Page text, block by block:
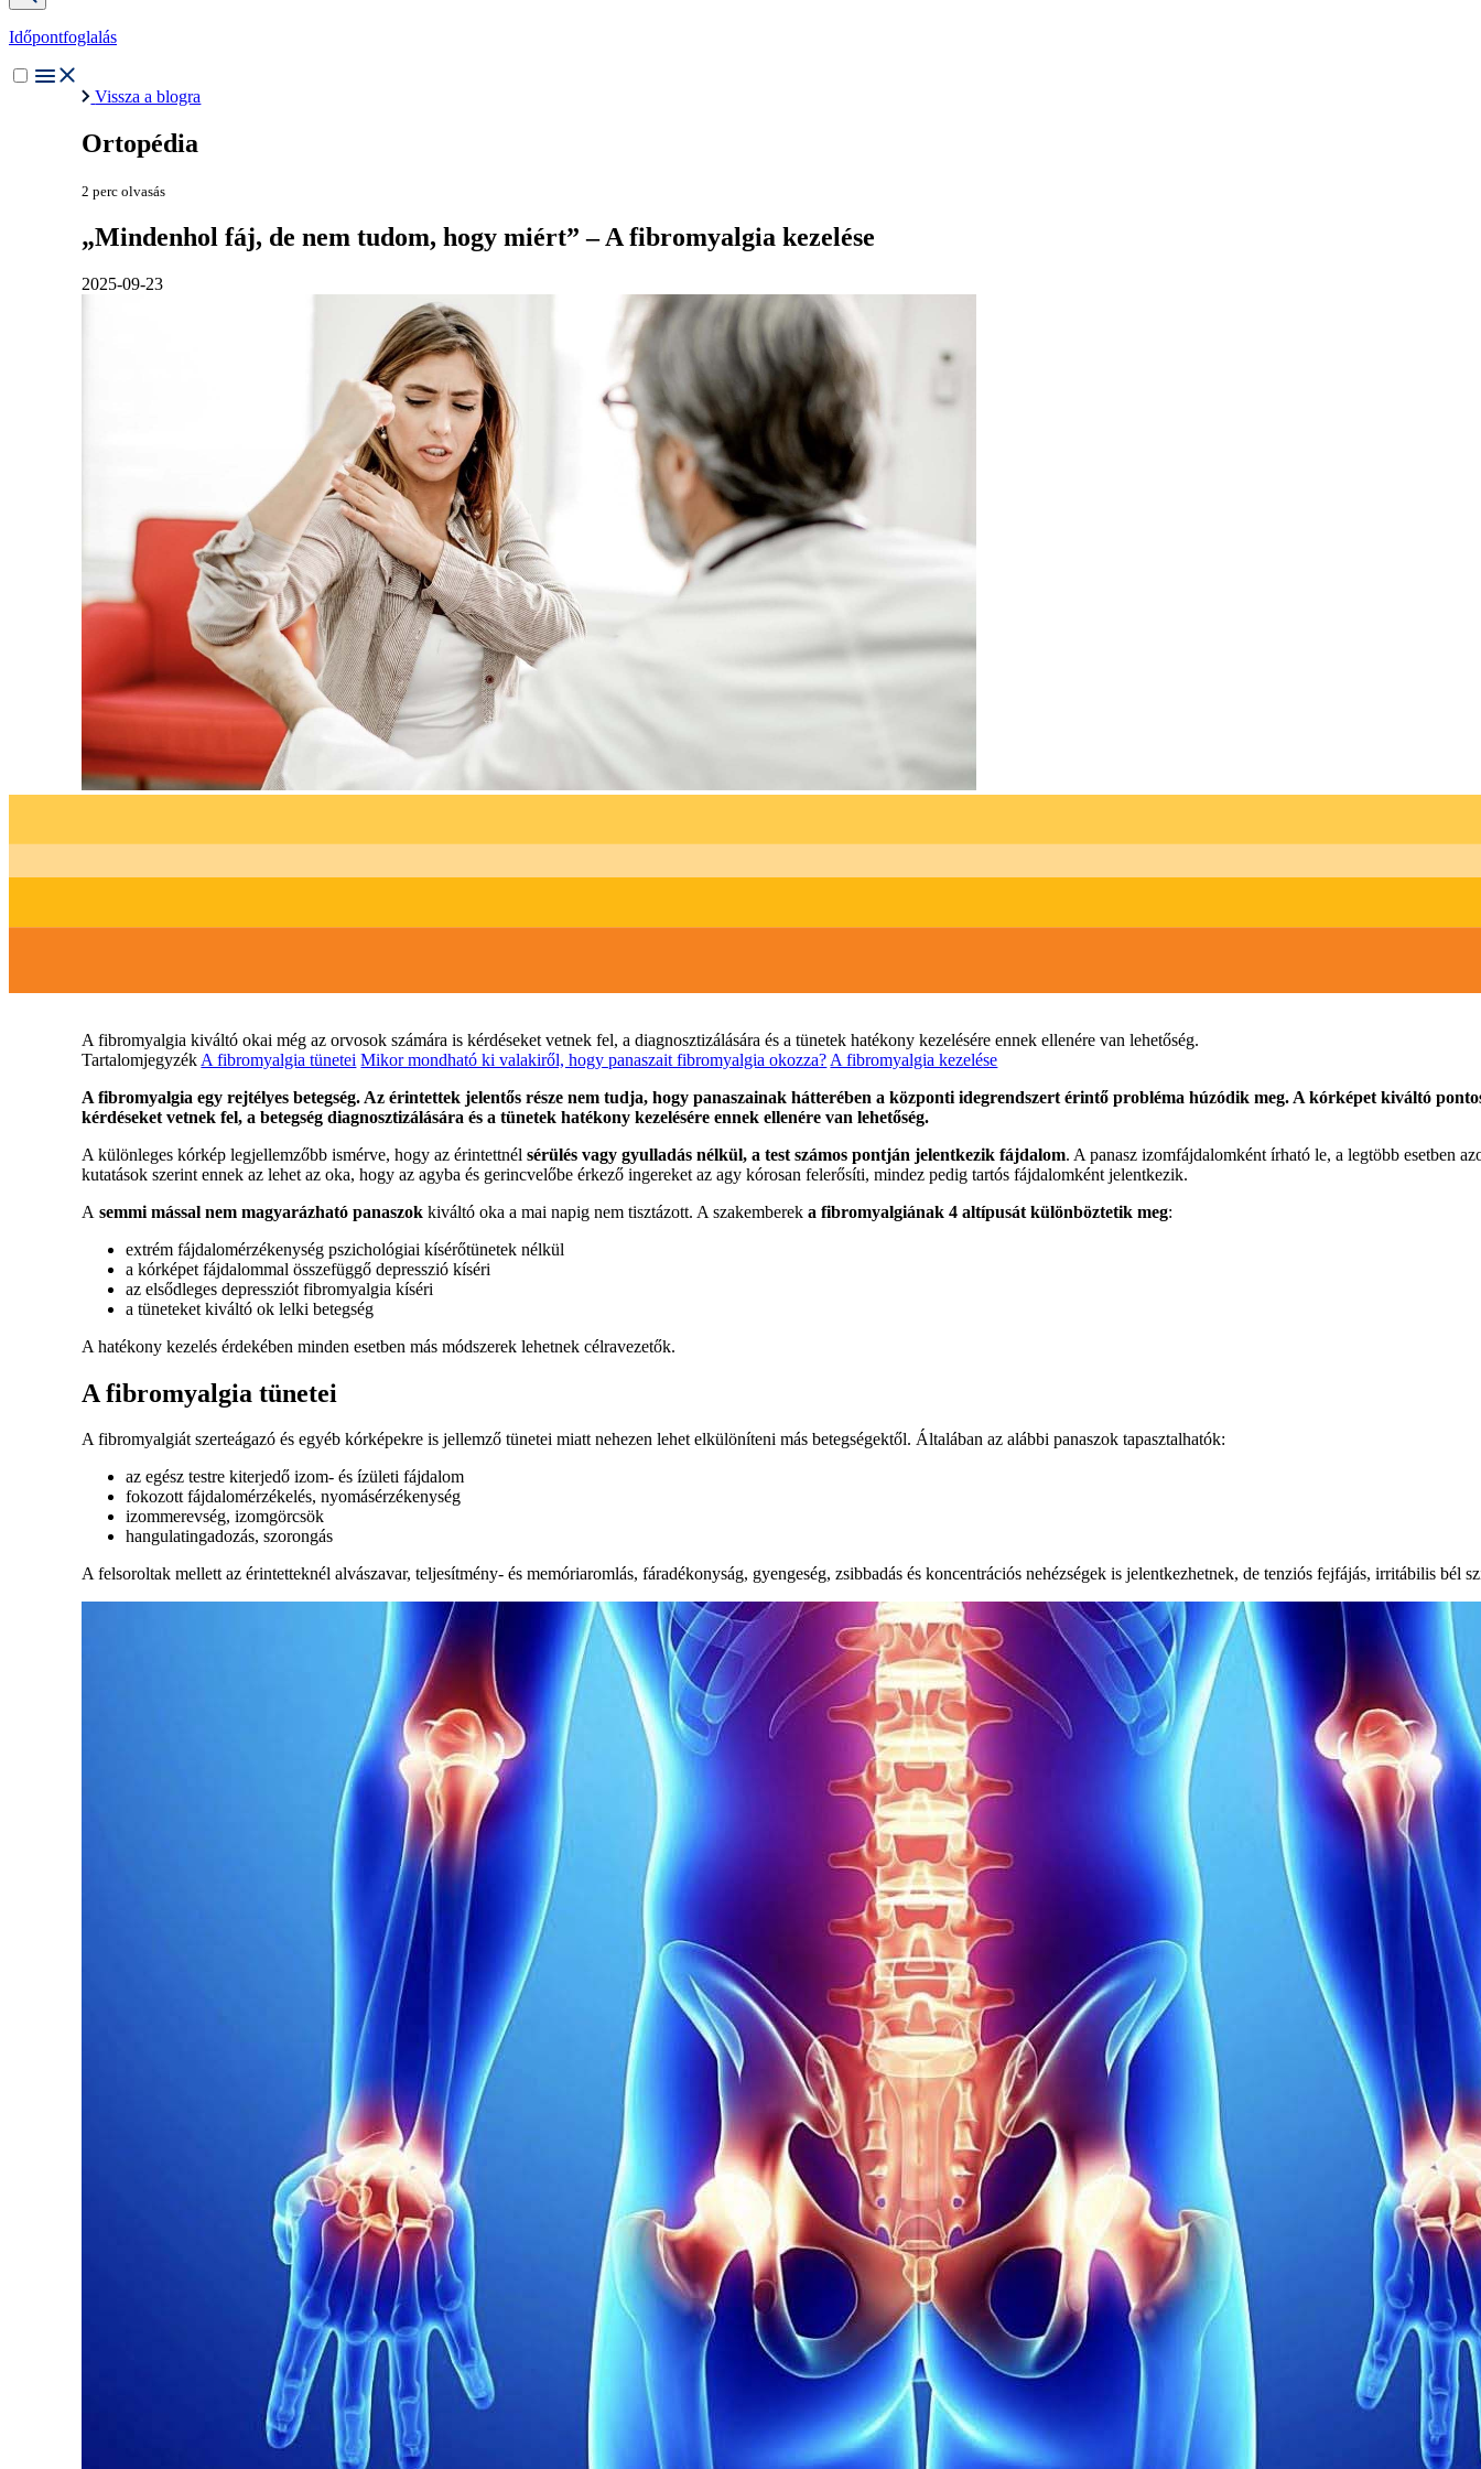
Időpontfoglalás
Vissza a blogra
Ortopédia
2 perc olvasás
„Mindenhol fáj, de nem tudom, hogy miért” – A fibromyalgia kezelése
2025-09-23
A fibromyalgia kiváltó okai még az orvosok számára is kérdéseket vetnek fel, a diagnosztizálására és a tünetek hatékony kezelésére ennek ellenére van lehetőség.
Tartalomjegyzék A fibromyalgia tünetei Mikor mondható ki valakiről, hogy panaszait fibromyalgia okozza? A fibromyalgia kezelése
A fibromyalgia egy rejtélyes betegség. Az érintettek jelentős része nem tudja, hogy panaszainak hátterében a központi idegrendszert érintő probléma húzódik meg. A kórképet kiváltó
kérdéseket vetnek fel, a betegség diagnosztizálására és a tünetek hatékony kezelésére ennek ellenére van lehetőség.
A különleges kórkép legjellemzőbb ismérve, hogy az érintettnélsérülés vagy gyulladás nélkül, a test számos pontján jelentkezik fájdalom. A panasz izomfájdalomként írható le, a legtöbb esetben
kutatások szerint ennek az lehet az oka, hogy az agyba és gerincvelőbe érkező ingereket az agy kórosan felerősíti, mindez pedig tartós fájdalomként jelentkezik.
Asemmi mással nem magyarázható panaszok kiváltó oka a mai napig nem tisztázott. A szakembereka fibromyalgiának 4 altípusát különböztetik meg:
extrém fájdalomérzékenység pszichológiai kísérőtünetek nélkül
a kórképet fájdalommal összefüggő depresszió kíséri
az elsődleges depressziót fibromyalgia kíséri
a tüneteket kiváltó ok lelki betegség
A hatékony kezelés érdekében minden esetben más módszerek lehetnek célravezetők.
A fibromyalgia tünetei
A fibromyalgiát szerteágazó és egyéb kórképekre is jellemző tünetei miatt nehezen lehet elkülöníteni más betegségektől. Általában az alábbi panaszok tapasztalhatók:
az egész testre kiterjedő izom- és ízületi fájdalom
fokozott fájdalomérzékelés, nyomásérzékenység
izommerevség, izomgörcsök
hangulatingadozás, szorongás
A felsoroltak mellett az érintetteknél alvászavar, teljesítmény- és memóriaromlás, fáradékonyság, gyengeség, zsibbadás és koncentrációs nehézségek is jelentkezhetnek, de tenziós fejfájás, irritábilis bél